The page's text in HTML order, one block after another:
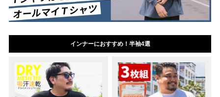
インナーにおすすめ！半袖4選